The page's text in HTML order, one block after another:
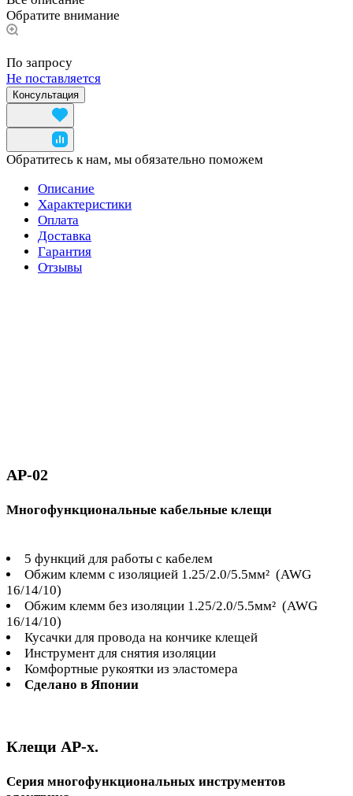
Обратите внимание
По запросу
Не поставляется
Консультация
Обратитесь к нам, мы обязательно поможем
Описание
Характеристики
Оплата
Доставка
Гарантия
Отзывы
AP-02
Многофункциональные кабельные клещи
5 функций для работы с кабелем
Обжим клемм с изоляцией 1.25/2.0/5.5мм² (AWG
16/14/10)
Обжим клемм без изоляции 1.25/2.0/5.5мм² (AWG
16/14/10)
Кусачки для провода на кончике клещей
Инструмент для снятия изоляции
Комфортные рукоятки из эластомера
Сделано в Японии
Клещи AP-x.
Серия многофункциональных инструментов